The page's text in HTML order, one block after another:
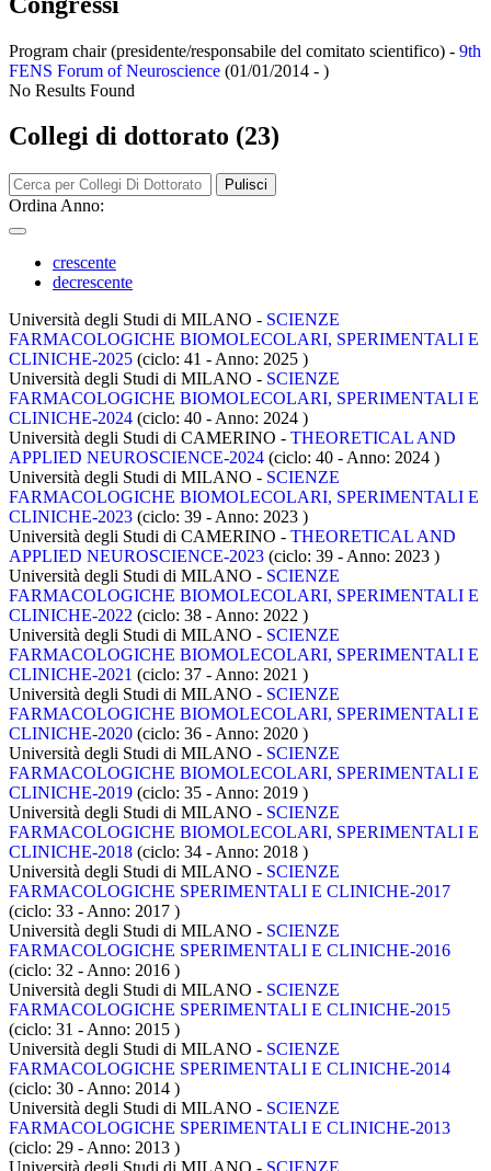
Program chair (presidente/responsabile del comitato scientifico) - 9th
FENS Forum of Neuroscience (01/01/2014 - )
No Results Found
Collegi di dottorato (23)
Pulisci
Ordina Anno:
crescente
decrescente
Università degli Studi di MILANO - SCIENZE
FARMACOLOGICHE BIOMOLECOLARI, SPERIMENTALI E
CLINICHE-2025 (ciclo: 41 - Anno: 2025 )
Università degli Studi di MILANO - SCIENZE
FARMACOLOGICHE BIOMOLECOLARI, SPERIMENTALI E
CLINICHE-2024 (ciclo: 40 - Anno: 2024 )
Università degli Studi di CAMERINO - THEORETICAL AND
APPLIED NEUROSCIENCE-2024 (ciclo: 40 - Anno: 2024 )
Università degli Studi di MILANO - SCIENZE
FARMACOLOGICHE BIOMOLECOLARI, SPERIMENTALI E
CLINICHE-2023 (ciclo: 39 - Anno: 2023 )
Università degli Studi di CAMERINO - THEORETICAL AND
APPLIED NEUROSCIENCE-2023 (ciclo: 39 - Anno: 2023 )
Università degli Studi di MILANO - SCIENZE
FARMACOLOGICHE BIOMOLECOLARI, SPERIMENTALI E
CLINICHE-2022 (ciclo: 38 - Anno: 2022 )
Università degli Studi di MILANO - SCIENZE
FARMACOLOGICHE BIOMOLECOLARI, SPERIMENTALI E
CLINICHE-2021 (ciclo: 37 - Anno: 2021 )
Università degli Studi di MILANO - SCIENZE
FARMACOLOGICHE BIOMOLECOLARI, SPERIMENTALI E
CLINICHE-2020 (ciclo: 36 - Anno: 2020 )
Università degli Studi di MILANO - SCIENZE
FARMACOLOGICHE BIOMOLECOLARI, SPERIMENTALI E
CLINICHE-2019 (ciclo: 35 - Anno: 2019 )
Università degli Studi di MILANO - SCIENZE
FARMACOLOGICHE BIOMOLECOLARI, SPERIMENTALI E
CLINICHE-2018 (ciclo: 34 - Anno: 2018 )
Università degli Studi di MILANO - SCIENZE
FARMACOLOGICHE SPERIMENTALI E CLINICHE-2017
(ciclo: 33 - Anno: 2017 )
Università degli Studi di MILANO - SCIENZE
FARMACOLOGICHE SPERIMENTALI E CLINICHE-2016
(ciclo: 32 - Anno: 2016 )
Università degli Studi di MILANO - SCIENZE
FARMACOLOGICHE SPERIMENTALI E CLINICHE-2015
(ciclo: 31 - Anno: 2015 )
Università degli Studi di MILANO - SCIENZE
FARMACOLOGICHE SPERIMENTALI E CLINICHE-2014
(ciclo: 30 - Anno: 2014 )
Università degli Studi di MILANO - SCIENZE
FARMACOLOGICHE SPERIMENTALI E CLINICHE-2013
(ciclo: 29 - Anno: 2013 )